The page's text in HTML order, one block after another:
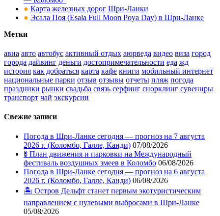
● Карта железных дорог Шри-Ланки
● Эсала Поя (Esala Full Moon Poya Day) в Шри-Ланке
Метки
авиа авто автобус активный отдых аюрведа видео виза город
города дайвинг деньги достопримечательности еда жд
история как добраться карта кафе книги мобильный интернет
национальные парки отзыв отзывы отчеты пляж погода
праздники рынки свадьба связь серфинг снорклинг сувениры
транспорт чай экскурсии
Свежие записи
Погода в Шри-Ланке сегодня — прогноз на 7 августа
2026 г. (Коломбо, Галле, Канди) 07/08/2026
🚦 План движения и парковки на Международный
фестиваль воздушных змеев в Коломбо 06/08/2026
Погода в Шри-Ланке сегодня — прогноз на 6 августа
2026 г. (Коломбо, Галле, Канди) 06/08/2026
🏝️ Остров Дельфт станет первым экотуристическим
направлением с нулевыми выбросами в Шри-Ланке
05/08/2026